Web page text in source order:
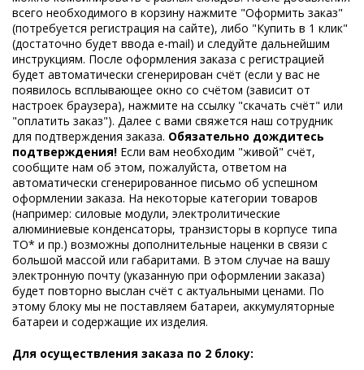
всего необходимого в корзину нажмите "Оформить заказ"
(потребуется регистрация на сайте), либо "Купить в 1 клик"
(достаточно будет ввода e-mail) и следуйте дальнейшим
инструкциям. После оформления заказа с регистрацией
будет автоматически сгенерирован счёт (если у вас не
появилось всплывающее окно со счётом (зависит от
настроек браузера), нажмите на ссылку "скачать счёт" или
"оплатить заказ"). Далее с вами свяжется наш сотрудник
для подтверждения заказа. Обязательно дождитесь
подтверждения! Если вам необходим "живой" счёт,
сообщите нам об этом, пожалуйста, ответом на
автоматически сгенерированное письмо об успешном
оформлении заказа. На некоторые категории товаров
(например: силовые модули, электролитические
алюминиевые конденсаторы, транзисторы в корпусе типа
TO* и пр.) возможны дополнительные наценки в связи с
большой массой или габаритами. В этом случае на вашу
электронную почту (указанную при оформлении заказа)
будет повторно выслан счёт с актуальными ценами. По
этому блоку мы не поставляем батареи, аккумуляторные
батареи и содержащие их изделия.
Для осуществления заказа по 2 блоку: